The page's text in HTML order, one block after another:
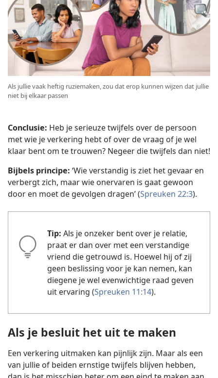
Als jullie vaak heftig ruziemaken, zou dat erop kunnen wijzen dat jullie
niet bij elkaar passen
Conclusie: Heb je serieuze twijfels over de persoon
met wie je verkering hebt of over de vraag of je wel
klaar bent om te trouwen? Negeer die twijfels dan niet!
Bijbels principe: ‘Wie verstandig is ziet het gevaar en
verbergt zich, maar wie onervaren is gaat gewoon
door en moet de gevolgen dragen’ (Spreuken 22:3).
Tip: Als je onzeker bent over je relatie,
praat er dan over met een verstandige
vriend die getrouwd is. Hoewel hij of zij
geen beslissing voor je kan nemen, kan
diegene je wel evenwichtige raad geven
uit ervaring (Spreuken 11:14).
Als je besluit het uit te maken
Een verkering uitmaken kan pijnlijk zijn. Maar als een
van jullie of beiden ernstige twijfels blijven hebben,